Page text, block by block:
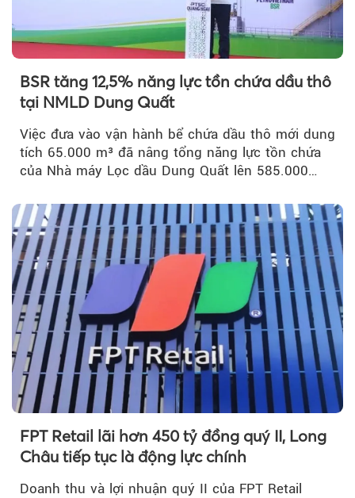
BSR tăng 12,5% năng lực tồn chứa dầu thô
tại NMLD Dung Quất
Việc đưa vào vận hành bể chứa dầu thô mới dung
tích 65.000 m³ đã nâng tổng năng lực tồn chứa
của Nhà máy Lọc dầu Dung Quất lên 585.000
FPT Retail lãi hơn 450 tỷ đồng quý II, Long
Châu tiếp tục là động lực chính
Doanh thu và lợi nhuận quý II của FPT Retail